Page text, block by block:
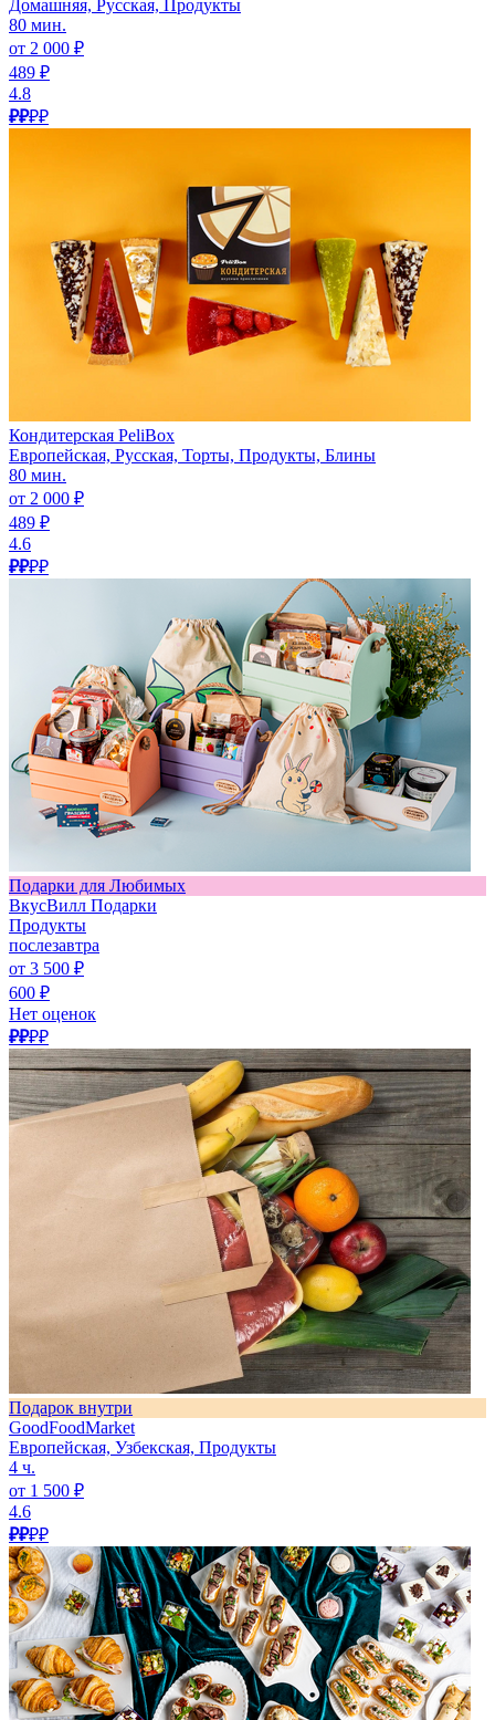
Домашняя, Русская, Продукты
80 мин.
от 2 000 ₽
489 ₽
4.8
₽₽₽₽
Кондитерская PeliBox
Европейская, Русская, Торты, Продукты, Блины
80 мин.
от 2 000 ₽
489 ₽
4.6
₽₽₽₽
Подарки для Любимых
ВкусВилл Подарки
Продукты
послезавтра
от 3 500 ₽
600 ₽
Нет оценок
₽₽₽₽
Подарок внутри
GoodFoodMarket
Европейская, Узбекская, Продукты
4 ч.
от 1 500 ₽
4.6
₽₽₽₽